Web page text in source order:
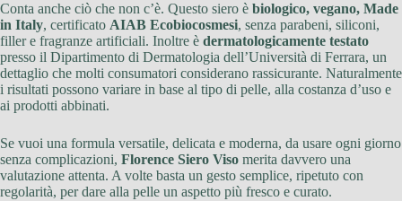
Conta anche ciò che non c’è. Questo siero è biologico, vegano, Made
in Italy, certificato AIAB Ecobiocosmesi, senza parabeni, siliconi,
filler e fragranze artificiali. Inoltre è dermatologicamente testato
presso il Dipartimento di Dermatologia dell’Università di Ferrara, un
dettaglio che molti consumatori considerano rassicurante. Naturalmente
i risultati possono variare in base al tipo di pelle, alla costanza d’uso e
ai prodotti abbinati.
Se vuoi una formula versatile, delicata e moderna, da usare ogni giorno
senza complicazioni, Florence Siero Viso merita davvero una
valutazione attenta. A volte basta un gesto semplice, ripetuto con
regolarità, per dare alla pelle un aspetto più fresco e curato.